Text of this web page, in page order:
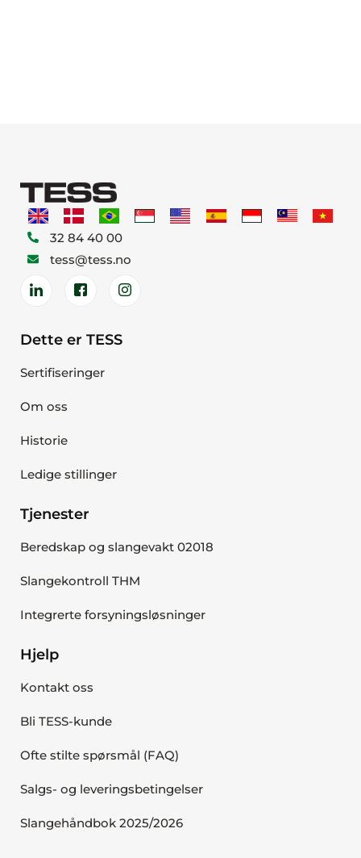
32 84 40 00
tess@tess.no
Dette er TESS
Sertifiseringer
Om oss
Historie
Ledige stillinger
Tjenester
Beredskap og slangevakt 02018
Slangekontroll THM
Integrerte forsyningsløsninger
Hjelp
Kontakt oss
Bli TESS-kunde
Ofte stilte spørsmål (FAQ)
Salgs- og leveringsbetingelser
Slangehåndbok 2025/2026